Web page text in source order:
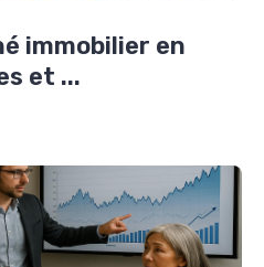
immobilier en
et ...